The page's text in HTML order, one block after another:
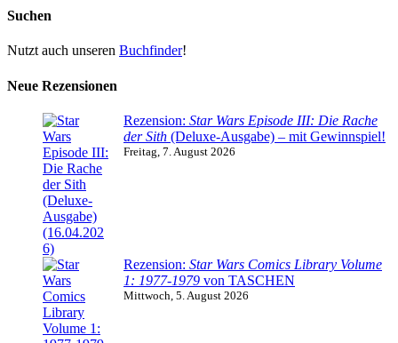
Suchen
Nutzt auch unseren Buchfinder!
Neue Rezensionen
Rezension: Star Wars Episode III: Die Rache
der Sith (Deluxe-Ausgabe) – mit Gewinnspiel!
Freitag, 7. August 2026
Rezension: Star Wars Comics Library Volume
1: 1977-1979 von TASCHEN
Mittwoch, 5. August 2026